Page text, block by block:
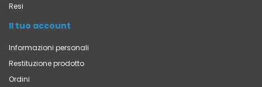
Resi
Il tuo account
Informazioni personali
Restituzione prodotto
Ordini